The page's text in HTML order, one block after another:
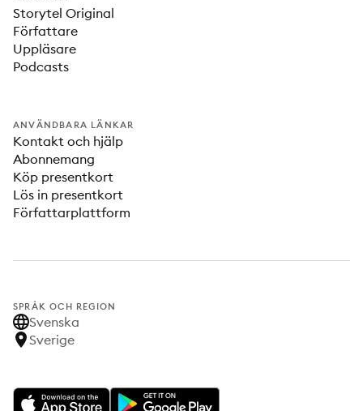
Storytel Original
Författare
Uppläsare
Podcasts
ANVÄNDBARA LÄNKAR
Kontakt och hjälp
Abonnemang
Köp presentkort
Lös in presentkort
Författarplattform
SPRÅK OCH REGION
Svenska
Sverige